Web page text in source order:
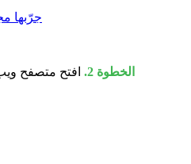
جرّبها
الخطوة 2.
افتح متصفح